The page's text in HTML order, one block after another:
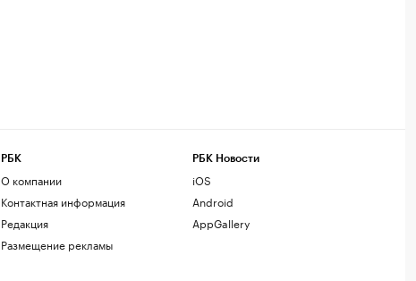
РБК
О компании
Контактная информация
Редакция
Размещение рекламы
РБК Новости
iOS
Android
AppGallery